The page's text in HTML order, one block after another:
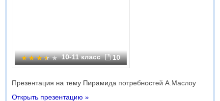
10-11 класс 10
Презентация на тему Пирамида потребностей А.Маслоу
Открыть презентацию »